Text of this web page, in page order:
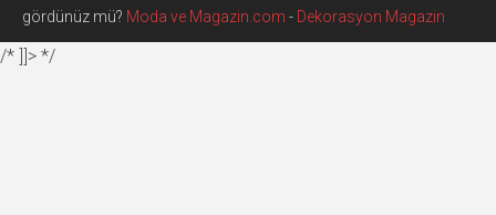
gördünüz mü? Moda ve Magazin.com - Dekorasyon Magazin
/* ]]> */